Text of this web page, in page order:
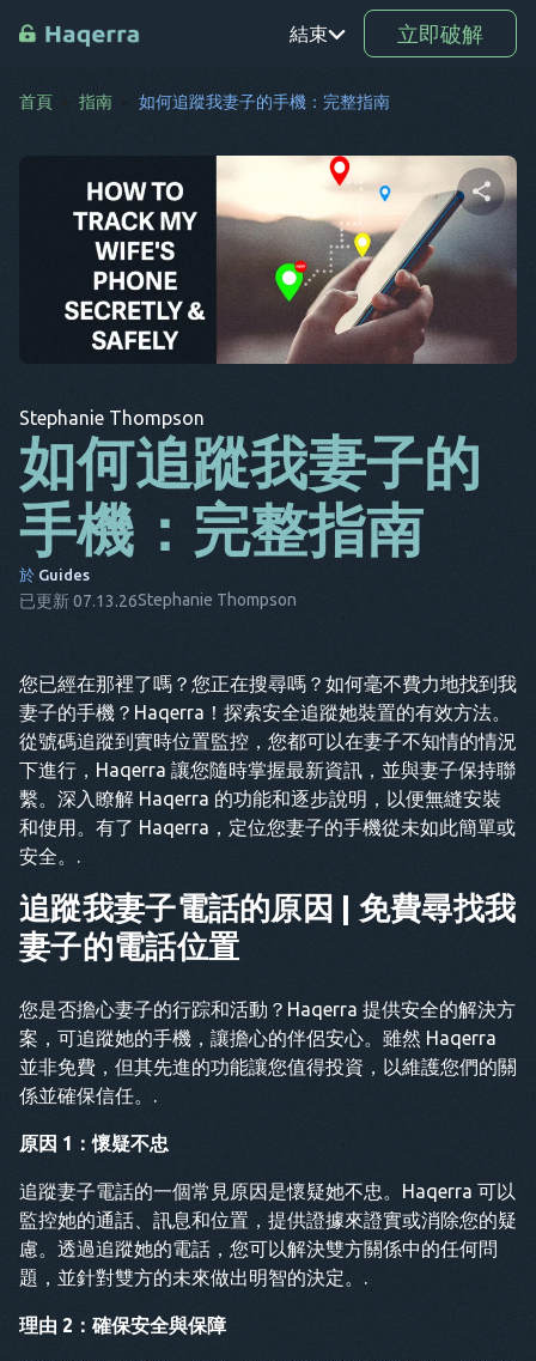
結束
TR
驅動程
式
SV
AR
BG
CS
FR
NL
ES
TR
他
立即破解
首頁 指南 如何追蹤我妻子的手機：完整指南
分享這篇文章
推特 臉書 複製連結
Stephanie Thompson
如何追蹤我妻子的
手機：完整指南
於 Guides
已更新 07.13.26Stephanie Thompson
您已經在那裡了嗎？您正在搜尋嗎？如何毫不費力地找到我
妻子的手機？Haqerra！探索安全追蹤她裝置的有效方法。
從號碼追蹤到實時位置監控，您都可以在妻子不知情的情況
下進行，Haqerra 讓您隨時掌握最新資訊，並與妻子保持聯
繫。深入瞭解 Haqerra 的功能和逐步說明，以便無縫安裝
和使用。有了 Haqerra，定位您妻子的手機從未如此簡單或
安全。.
追蹤我妻子電話的原因 | 免費尋找我
妻子的電話位置
您是否擔心妻子的行踪和活動？Haqerra 提供安全的解決方
案，可追蹤她的手機，讓擔心的伴侶安心。雖然 Haqerra
並非免費，但其先進的功能讓您值得投資，以維護您們的關
係並確保信任。.
原因 1：懷疑不忠
追蹤妻子電話的一個常見原因是懷疑她不忠。Haqerra 可以
監控她的通話、訊息和位置，提供證據來證實或消除您的疑
慮。透過追蹤她的電話，您可以解決雙方關係中的任何問
題，並針對雙方的未來做出明智的決定。.
理由 2：確保安全與保障